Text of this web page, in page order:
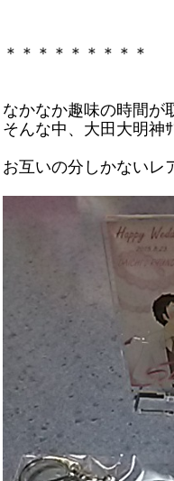
＊＊＊＊＊＊＊＊＊
なかなか趣味の時間
そんな中、大田大明神
お互いの分しかない